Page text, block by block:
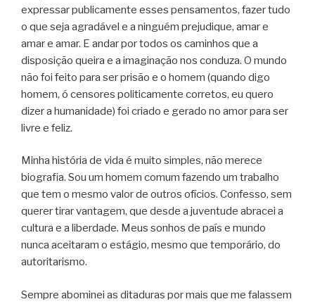
expressar publicamente esses pensamentos, fazer tudo
o que seja agradável e a ninguém prejudique, amar e
amar e amar. E andar por todos os caminhos que a
disposição queira e a imaginação nos conduza. O mundo
não foi feito para ser prisão e o homem (quando digo
homem, ó censores politicamente corretos, eu quero
dizer a humanidade) foi criado e gerado no amor para ser
livre e feliz.
Minha história de vida é muito simples, não merece
biografia. Sou um homem comum fazendo um trabalho
que tem o mesmo valor de outros ofícios. Confesso, sem
querer tirar vantagem, que desde a juventude abracei a
cultura e a liberdade. Meus sonhos de país e mundo
nunca aceitaram o estágio, mesmo que temporário, do
autoritarismo.
Sempre abominei as ditaduras por mais que me falassem